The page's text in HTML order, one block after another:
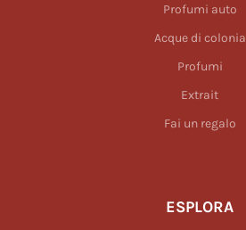
Profumi auto
Acque di colonia
Profumi
Extrait
Fai un regalo
ESPLORA